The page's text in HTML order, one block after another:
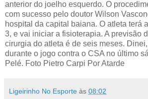
anterior do joelho esquerdo. O
com sucesso pelo doutor Wilson
hospital da capital baiana. O atleta terá
3, e vai iniciar a fisioterapia. A previsão
cirurgia do atleta é de seis meses.
durante o jogo contra o CSA no último
Pelé. Foto Pietro Carpi Por Atarde
Ligeirinho No Esporte às 08:02